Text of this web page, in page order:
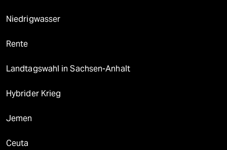
Niedrigwasser
Rente
Landtagswahl in Sachsen-Anhalt
Hybrider Krieg
Jemen
Ceuta